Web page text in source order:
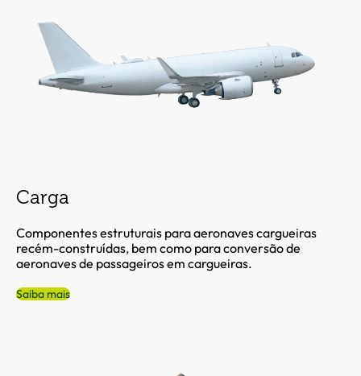
Carga
Componentes estruturais para aeronaves cargueiras
recém-construídas, bem como para conversão de
aeronaves de passageiros em cargueiras.
Saiba mais